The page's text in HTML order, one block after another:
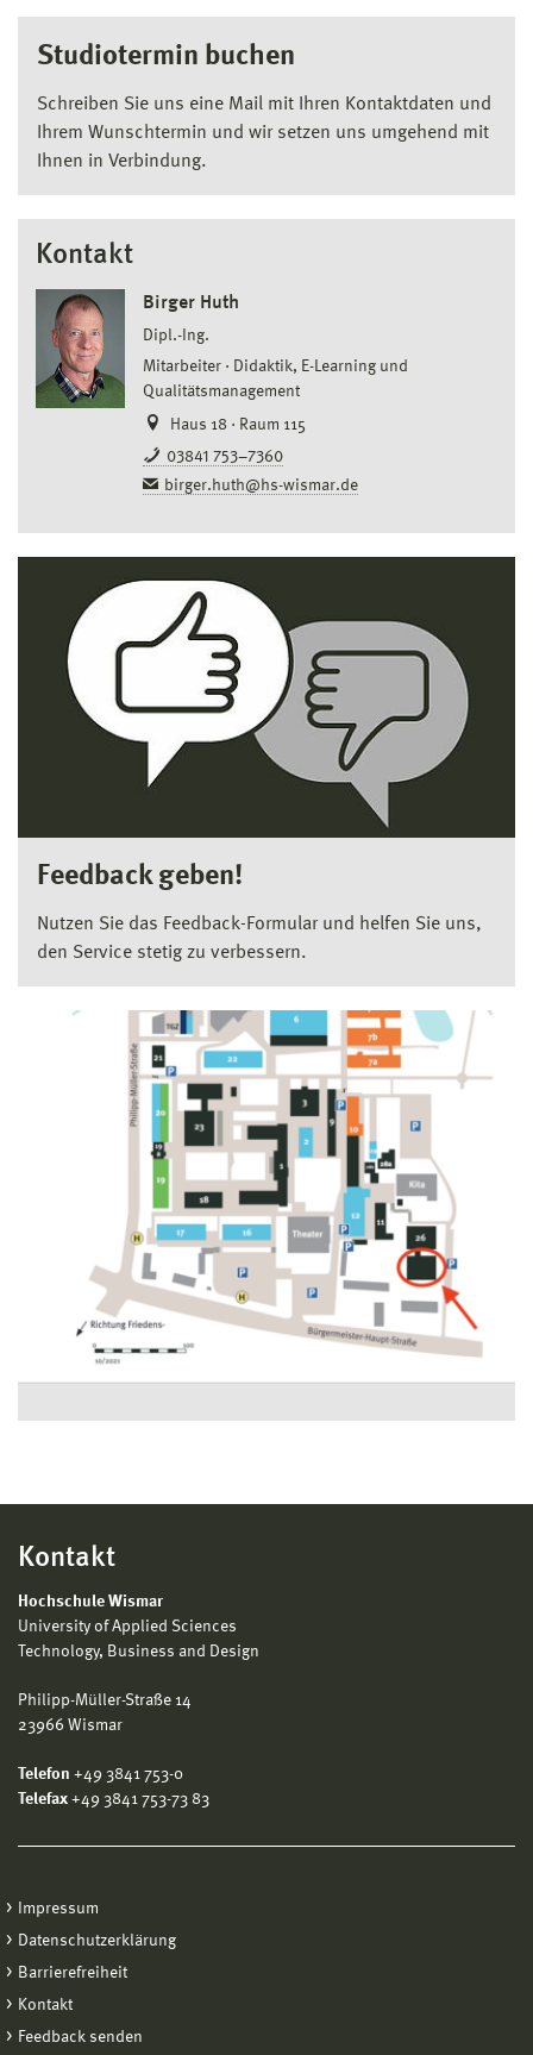
Studiotermin buchen
Schreiben Sie uns eine Mail mit Ihren Kontaktdaten und
Ihrem Wunschtermin und wir setzen uns umgehend mit
Ihnen in Verbindung.
Kontakt
Birger Huth
Dipl.-Ing.
Mitarbeiter
Didaktik, E-Learning und
Qualitätsmanagement
Haus 18 · Raum 115
03841 753–7360
birger.huth@hs-wismar.de
Feedback geben!
Nutzen Sie das Feedback-Formular und helfen Sie uns,
den Service stetig zu verbessern.
Kontakt
Hochschule Wismar
University of Applied Sciences
Technology, Business and Design
Philipp-Müller-Straße 14
23966 Wismar
Telefon +49 3841 753-0
Telefax +49 3841 753-73 83
Impressum
Datenschutzerklärung
Barrierefreiheit
Kontakt
Feedback senden